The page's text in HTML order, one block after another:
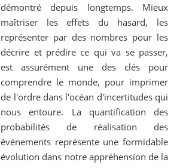
démontré depuis longtemps. Mieux
maîtriser les effets du hasard, les
représenter par des nombres pour les
décrire et prédire ce qui va se passer,
est assurément une des clés pour
comprendre le monde, pour imprimer
de l'ordre dans l'océan d'incertitudes qui
nous entoure. La quantification des
probabilités de réalisation des
événements représente une formidable
évolution dans notre appréhension de la